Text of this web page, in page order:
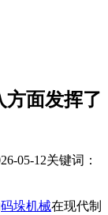
方面发挥了
05-12关键词：
码垛机械在现代制